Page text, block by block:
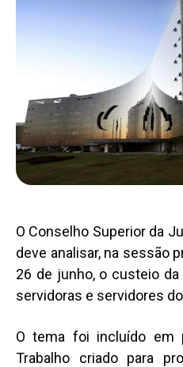
O Conselho Superior da
deve analisar, na sessão
26 de junho, o custeio
servidoras e servidores
O tema foi incluído em
Trabalho criado para